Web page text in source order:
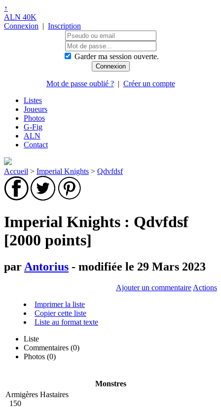
↑
ALN 40K
Connexion | Inscription
Garder ma session ouverte.
Mot de passe oublié ?| Créer un compte
Listes
Joueurs
Photos
G-Fig
ALN
Contact
Accueil > Imperial Knights > Qdvfdsf
Imperial Knights : Qdvfdsf
[2000 points]
par Antorius - modifiée le 29 Mars 2023
Ajouter un commentaire Actions
Imprimer la liste
Copier cette liste
Liste au format texte
Liste
Commentaires (0)
Photos (0)
Monstres
Armigères Hastaires
150